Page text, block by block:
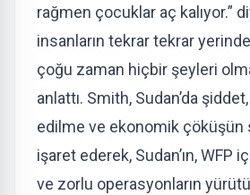
rağmen çocuklar aç kalıyor.”
insanların tekrar tekrar
çoğu zaman hiçbir şeyleri
anlattı. Smith, Sudan’da
edilme ve ekonomik çöküşün
işaret ederek, Sudan’ın, WFP
ve zorlu operasyonların